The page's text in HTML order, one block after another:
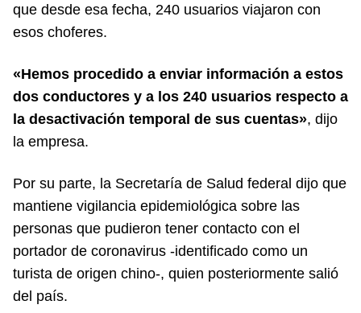
que desde esa fecha, 240 usuarios viajaron con
esos choferes.
«Hemos procedido a enviar información a estos
dos conductores y a los 240 usuarios respecto a
la desactivación temporal de sus cuentas», dijo
la empresa.
Por su parte, la Secretaría de Salud federal dijo que
mantiene vigilancia epidemiológica sobre las
personas que pudieron tener contacto con el
portador de coronavirus -identificado como un
turista de origen chino-, quien posteriormente salió
del país.